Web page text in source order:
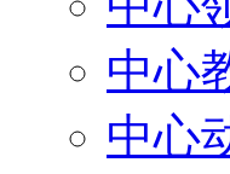
中心
中心